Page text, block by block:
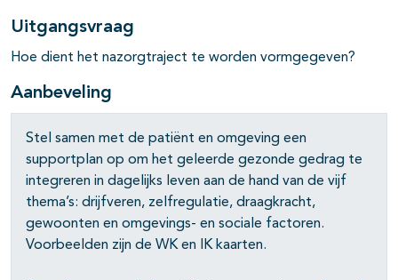
Uitgangsvraag
Hoe dient het nazorgtraject te worden vormgegeven?
Aanbeveling
Stel samen met de patiënt en omgeving een
supportplan op om het geleerde gezonde gedrag te
integreren in dagelijks leven aan de hand van de vijf
thema’s: drijfveren, zelfregulatie, draagkracht,
gewoonten en omgevings- en sociale factoren.
Voorbeelden zijn de WK en IK kaarten.